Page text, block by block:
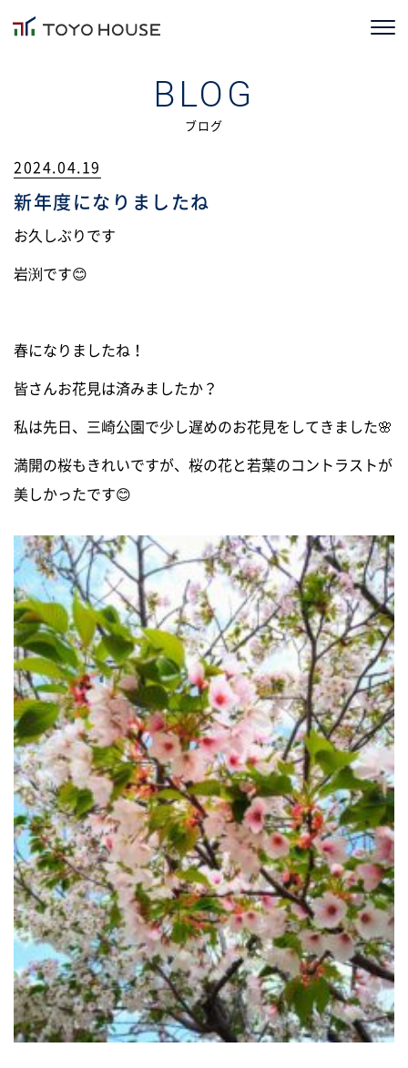
TOYOHOUSEの家づくり
施工事例
ブログ
ニュース
0120-255-269
営業時間／9：00〜17：30
定休日／土日祝
※事前連絡で定休日も対応可
イベント情報
資料請求・お問い合わせ
BLOG
ブログ
2024.04.19
新年度になりましたね
お久しぶりです
岩渕です😊
春になりましたね！
皆さんお花見は済みましたか？
私は先日、三崎公園で少し遅めのお花見をしてきました🌸
満開の桜もきれいですが、桜の花と若葉のコントラストが
美しかったです😊